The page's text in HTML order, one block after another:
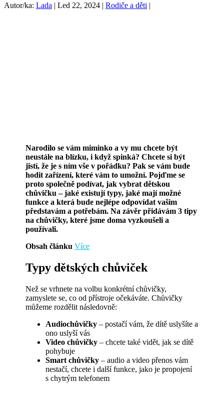
Autor/ka: Lada | Led 22, 2024 | Rodiče a děti |
Narodilo se vám miminko a vy mu chcete být
neustále na blízku, i když spinká? Chcete si být
jistí, že je s ním vše v pořádku? Pak se vám bude
hodit zařízení, které vám to umožní. Pojďme se
proto společně podívat, jak vybrat dětskou
chůvičku – jaké existují typy, jaké mají možné
funkce a která bude nejlépe odpovídat vašim
představám a potřebám. Na závěr přidávám 3 tipy
na chůvičky, které jsme doma vyzkoušeli a
používali.
Obsah článku Více
Typy dětských chůviček
Než se vrhnete na volbu konkrétní chůvičky,
zamyslete se, co od přístroje očekáváte. Chůvičky
můžeme rozdělit následovně:
Audiochůvičky – postačí vám, že dítě uslyšíte a
ono uslyší vás
Video chůvičky – chcete také vidět, jak se dítě
pohybuje
Smart chůvičky – audio a video přenos vám
nestačí, chcete i další funkce, jako je propojení
s chytrým telefonem